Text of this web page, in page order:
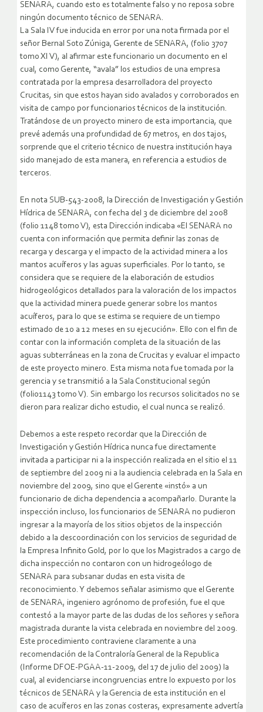
SENARA, cuando esto es totalmente falso y no reposa sobre
ningún documento técnico de SENARA.
La Sala IV fue inducida en error por una nota firmada por el
señor Bernal Soto Zúniga, Gerente de SENARA, (folio 3707
tomo XI V), al afirmar este funcionario un documento en el
cual, como Gerente, “avala” los estudios de una empresa
contratada por la empresa desarrolladora del proyecto
Crucitas, sin que estos hayan sido avalados y corroborados en
visita de campo por funcionarios técnicos de la institución.
Tratándose de un proyecto minero de esta importancia, que
prevé además una profundidad de 67 metros, en dos tajos,
sorprende que el criterio técnico de nuestra institución haya
sido manejado de esta manera, en referencia a estudios de
terceros.
En nota SUB-543-2008, la Dirección de Investigación y Gestión
Hídrica de SENARA, con fecha del 3 de diciembre del 2008
(folio 1148 tomo V), esta Dirección indicaba «El SENARA no
cuenta con información que permita definir las zonas de
recarga y descarga y el impacto de la actividad minera a los
mantos acuíferos y las aguas superficiales. Por lo tanto, se
considera que se requiere de la elaboración de estudios
hidrogeológicos detallados para la valoración de los impactos
que la actividad minera puede generar sobre los mantos
acuíferos, para lo que se estima se requiere de un tiempo
estimado de 10 a 12 meses en su ejecución». Ello con el fin de
contar con la información completa de la situación de las
aguas subterráneas en la zona de Crucitas y evaluar el impacto
de este proyecto minero. Esta misma nota fue tomada por la
gerencia y se transmitió a la Sala Constitucional según
(folio1143 tomo V). Sin embargo los recursos solicitados no se
dieron para realizar dicho estudio, el cual nunca se realizó.
Debemos a este respeto recordar que la Dirección de
Investigación y Gestión Hídrica nunca fue directamente
invitada a participar ni a la inspección realizada en el sitio el 11
de septiembre del 2009 ni a la audiencia celebrada en la Sala en
noviembre del 2009, sino que el Gerente «instó» a un
funcionario de dicha dependencia a acompañarlo. Durante la
inspección incluso, los funcionarios de SENARA no pudieron
ingresar a la mayoría de los sitios objetos de la inspección
debido a la descoordinación con los servicios de seguridad de
la Empresa Infinito Gold, por lo que los Magistrados a cargo de
dicha inspección no contaron con un hidrogeólogo de
SENARA para subsanar dudas en esta visita de
reconocimiento. Y debemos señalar asimismo que el Gerente
de SENARA, ingeniero agrónomo de profesión, fue el que
contestó a la mayor parte de las dudas de los señores y señora
magistrada durante la vista celebrada en noviembre del 2009.
Este procedimiento contraviene claramente a una
recomendación de la Contraloría General de la Republica
(Informe DFOE-PGAA-11-2009, del 17 de julio del 2009) la
cual, al evidenciarse incongruencias entre lo expuesto por los
técnicos de SENARA y la Gerencia de esta institución en el
caso de acuíferos en las zonas costeras, expresamente advertía